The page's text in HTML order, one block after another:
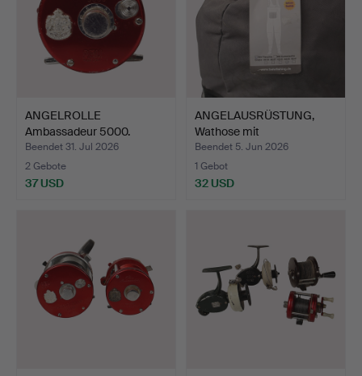
ANGELROLLE
Ambassadeur 5000.
Beendet 31. Jul 2026
2 Gebote
37 USD
ANGELAUSRÜSTUNG,
Wathose mit
Aufbewahrungs…
Beendet 5. Jun 2026
1 Gebot
32 USD